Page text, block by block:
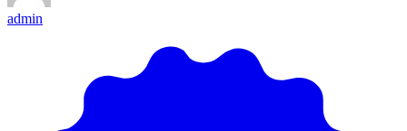
admin